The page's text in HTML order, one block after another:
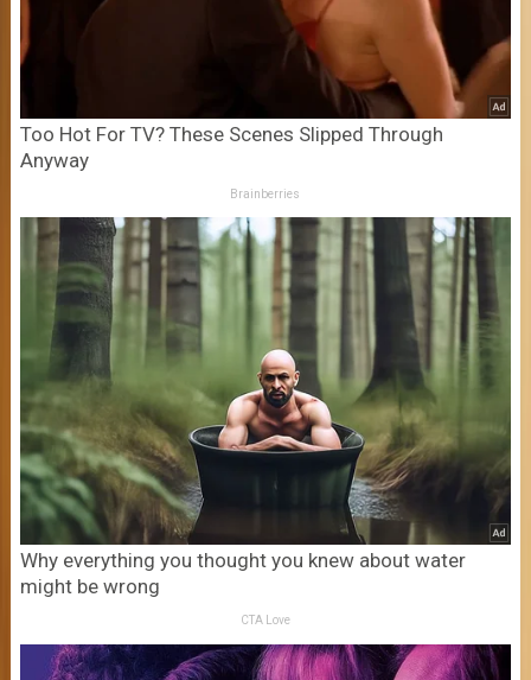
Too Hot For TV? These Scenes Slipped Through
Anyway
Brainberries
Why everything you thought you knew about water
might be wrong
CTA Love